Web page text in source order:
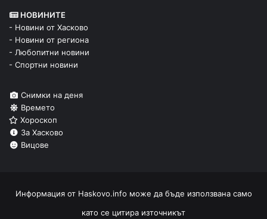
НОВИНИТЕ
- Новини от Хасково
- Новини от региона
- Любопитни новини
- Спортни новини
Снимки на деня
Времето
Хороскоп
За Хасково
Вицове
Информация от Haskovo.info може да бъде използвана само
като се цитира източникът